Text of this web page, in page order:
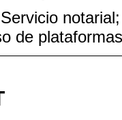
Servicio
de